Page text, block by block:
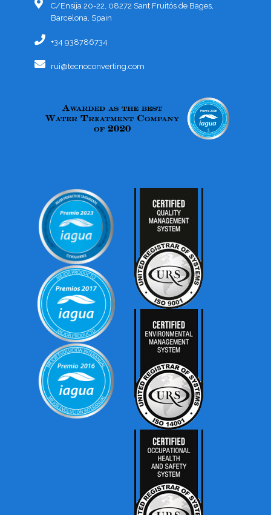
C/Ensija 20-22, 08272 Sant Fruitós de Bages,
Barcelona, Spain
+34 938786734
rui@tecnoconverting.com